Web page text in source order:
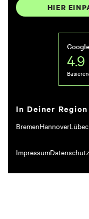
HIER
In Deiner Region
BremenHannover
ImpressumDatenschutz
4.9